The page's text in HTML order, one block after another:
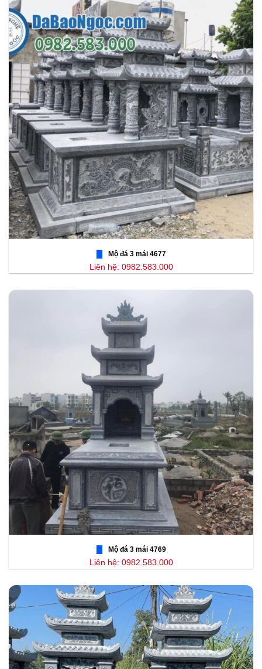
Mộ đá 3 mái 4677
Liên hệ: 0982.583.000
Mộ đá 3 mái 4769
Liên hệ: 0982.583.000